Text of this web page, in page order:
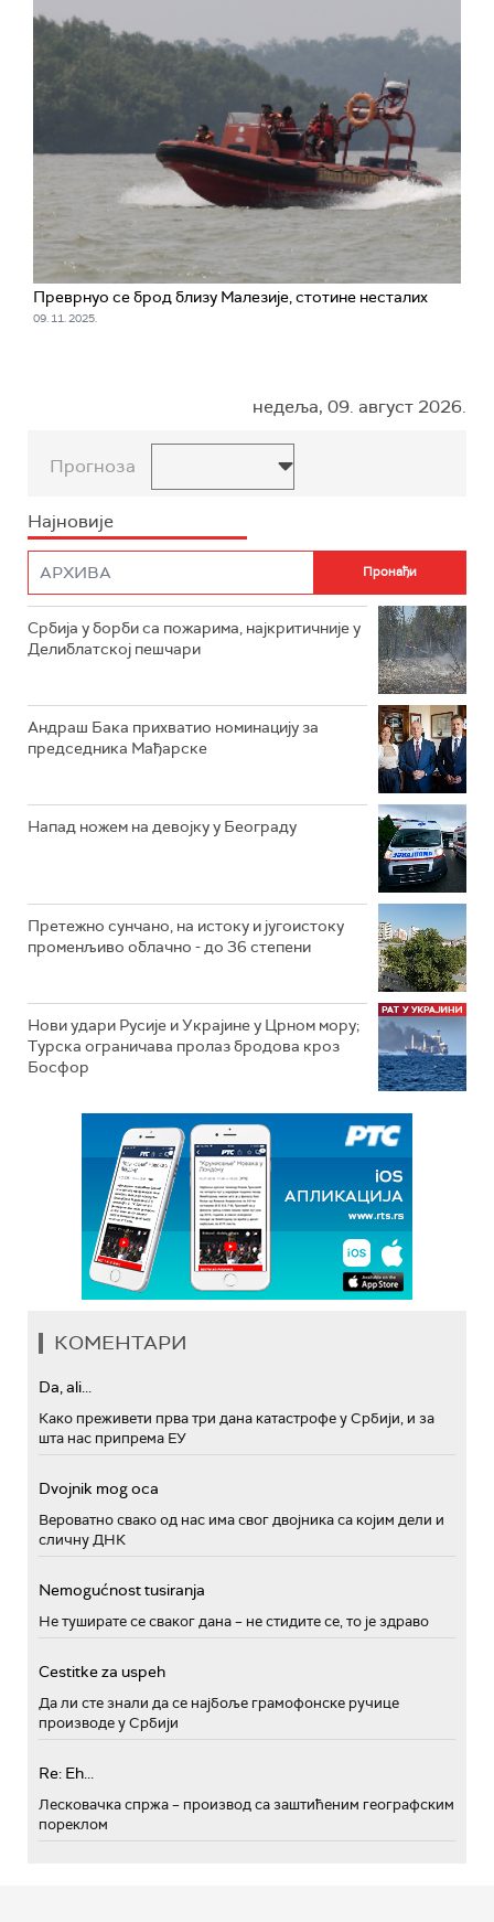
Преврнуо се брод близу Малезије, стотине несталих
09. 11. 2025.
недеља, 09. август 2026.
Прогноза
Најновије
Србија у борби са пожарима, најкритичније у
Делиблатској пешчари
Андраш Бака прихватио номинацију за
председника Мађарске
Напад ножем на девојку у Београду
Претежно сунчано, на истоку и југоистоку
променљиво облачно - до 36 степени
Нови удари Русије и Украјине у Црном мору;
Турска ограничава пролаз бродова кроз
Босфор
КОМЕНТАРИ
Da, ali...
Како преживети прва три дана катастрофе у Србији, и за
шта нас припрема ЕУ
Dvojnik mog oca
Вероватно свако од нас има свог двојника са којим дели и
сличну ДНК
Nemogućnost tusiranja
Не туширате се сваког дана – не стидите се, то је здраво
Cestitke za uspeh
Да ли сте знали да се најбоље грамофонске ручице
производе у Србији
Re: Eh...
Лесковачка спржа – производ са заштићеним географским
пореклом